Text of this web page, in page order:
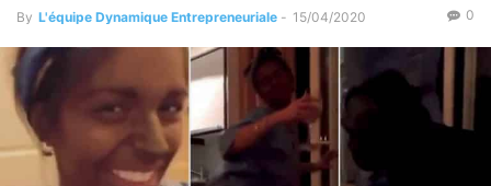
By L'équipe Dynamique Entrepreneuriale - 15/04/2020 0